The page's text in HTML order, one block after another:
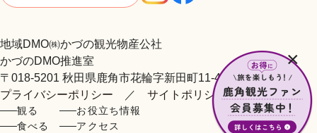
×
地域DMO㈱かづの観光物産公社
かづのDMO推進室
〒018-5201 秋田県鹿角市花輪字新田町11-4
プライバシーポリシー ／ サイトポリシー
観る
食べる
お役立ち情報
アクセス